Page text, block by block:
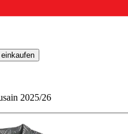
2025/26